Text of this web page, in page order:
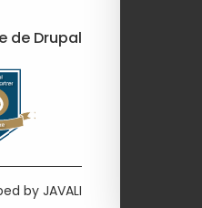
de Drupal
by JAVALI